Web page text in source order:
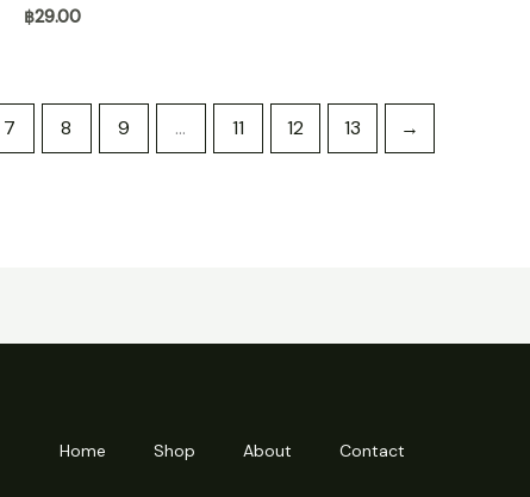
฿29.00
7 8 9 … 11 12 13 →
Home Shop About Contact